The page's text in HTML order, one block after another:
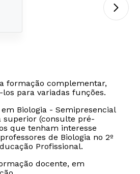
formação complementar,
para variadas funções.
Biologia - Semipresencial
superior (consulte pré-
que tenham interesse
de Biologia no 2º
Profissional.
docente, em